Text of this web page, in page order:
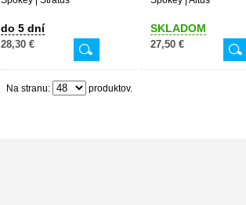
do 5 dní
28,30 €
SKLADOM
27,50 €
Na stranu: produktov.